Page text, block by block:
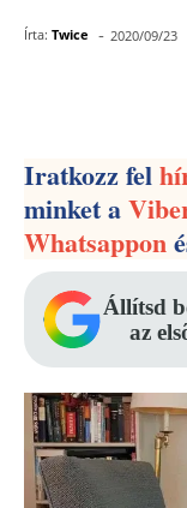
Írta: Twice - 2020/09/23
Iratkozz fel
minket a
Whatsappon
Állítsd
az